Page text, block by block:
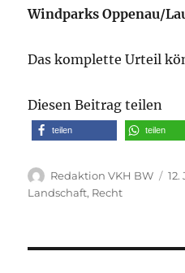
Windparks Oppenau/
Das komplette Urteil
Diesen Beitrag teilen
teilen teilen
Autor
Redaktion VKH BW
Landschaft, Recht